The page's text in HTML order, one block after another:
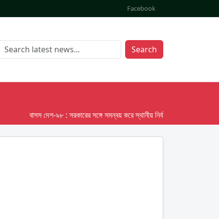
Facebook
Search
বাসস দেশ-৯৮ : সরকারের সঙ্গে সমন্বয় করে স্থানীয় নির্বাচনের তফসিল দেবে